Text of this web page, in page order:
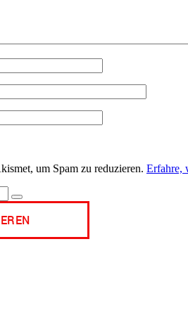
um Spam zu reduzieren. Erfahre,
Suchen